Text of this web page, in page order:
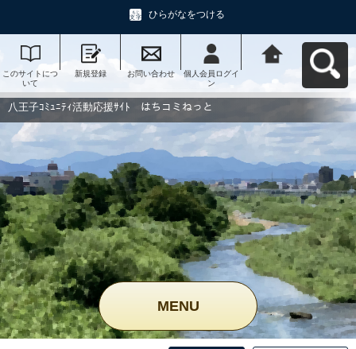
ひらがなをつける
このサイトにつ
いて
新規登録 お問い合わせ
個人会員ログイ
ン
動応援ｻｲﾄ はち
コミねっとへ戻
八王子ｺﾐｭﾆﾃｨ活動応援ｻｲﾄ はちコミねっと
MENU